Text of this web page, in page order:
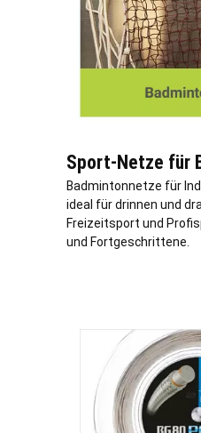
Sport-Netze für
Badmintonnetze für
ideal für drinnen und
Freizeitsport und
und Fortgeschrittene.